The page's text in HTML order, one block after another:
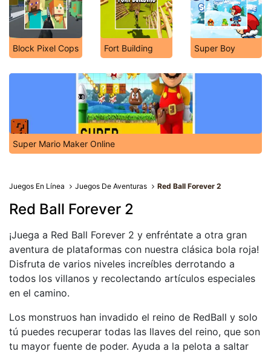
Block Pixel Cops Fort Building Super Boy
Super Mario Maker Online
Juegos En Línea Juegos De Aventuras Red Ball Forever 2
Red Ball Forever 2
¡Juega a Red Ball Forever 2 y enfréntate a otra gran
aventura de plataformas con nuestra clásica bola roja!
Disfruta de varios niveles increíbles derrotando a
todos los villanos y recolectando artículos especiales
en el camino.
Los monstruos han invadido el reino de RedBall y solo
tú puedes recuperar todas las llaves del reino, que son
tu mayor fuente de poder. Ayuda a la pelota a saltar